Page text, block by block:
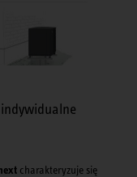
charakteryzuje się